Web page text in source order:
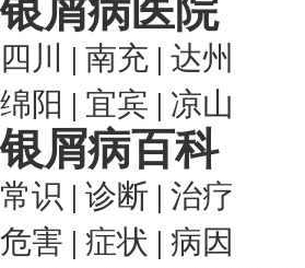
银屑病医院
四川 | 南充 | 达州
绵阳 | 宜宾 | 凉山
银屑病百科
常识 | 诊断 | 治疗
危害 | 症状 | 病因